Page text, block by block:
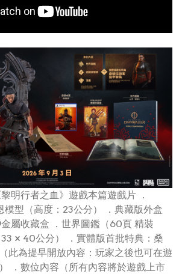
明行者之血》遊戲本篇遊戲片 ．
型（高度：23公分） ．典藏版外盒
屬收藏盒 ．世界圖鑑（60頁 精裝
× 40公分） ．實體版首批特典：桑
此為提早開放內容：玩家之後也可在遊
．數位內容（所有內容將於遊戲上市